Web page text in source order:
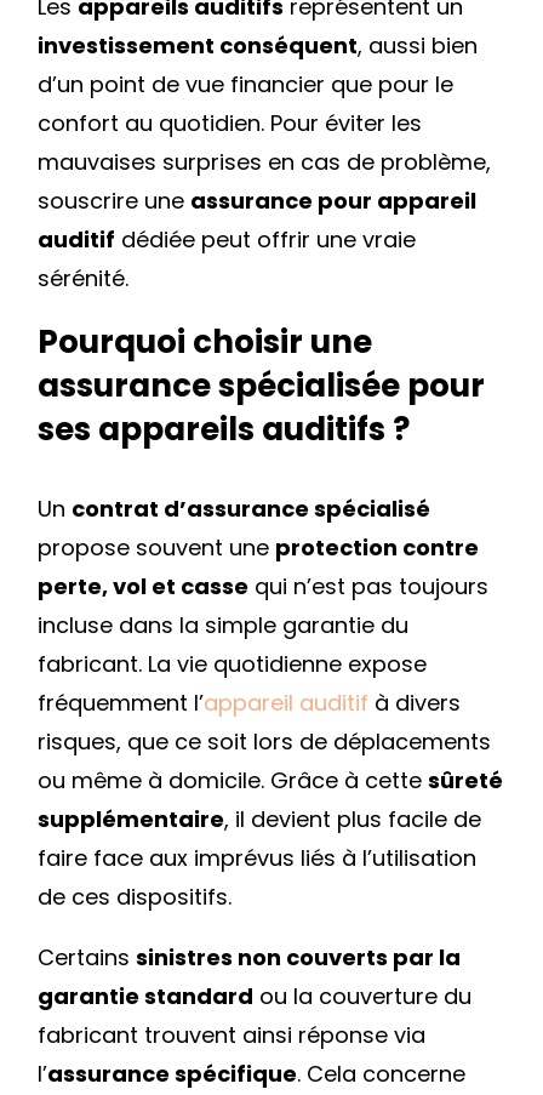
Les appareils auditifs représentent un
investissement conséquent, aussi bien
d’un point de vue financier que pour le
confort au quotidien. Pour éviter les
mauvaises surprises en cas de problème,
souscrire une assurance pour appareil
auditif dédiée peut offrir une vraie
sérénité.
Pourquoi choisir une
assurance spécialisée pour
ses appareils auditifs ?
Un contrat d’assurance spécialisé
propose souvent une protection contre
perte, vol et casse qui n’est pas toujours
incluse dans la simple garantie du
fabricant. La vie quotidienne expose
fréquemment l’appareil auditif à divers
risques, que ce soit lors de déplacements
ou même à domicile. Grâce à cette sûreté
supplémentaire, il devient plus facile de
faire face aux imprévus liés à l’utilisation
de ces dispositifs.
Certains sinistres non couverts par la
garantie standard ou la couverture du
fabricant trouvent ainsi réponse via
l’assurance spécifique. Cela concerne